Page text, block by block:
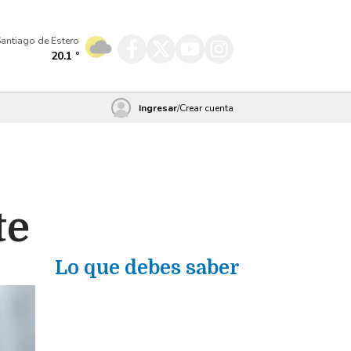
de Estero
20.1 º
Ingresar/Crear cuenta
Lo que debes saber